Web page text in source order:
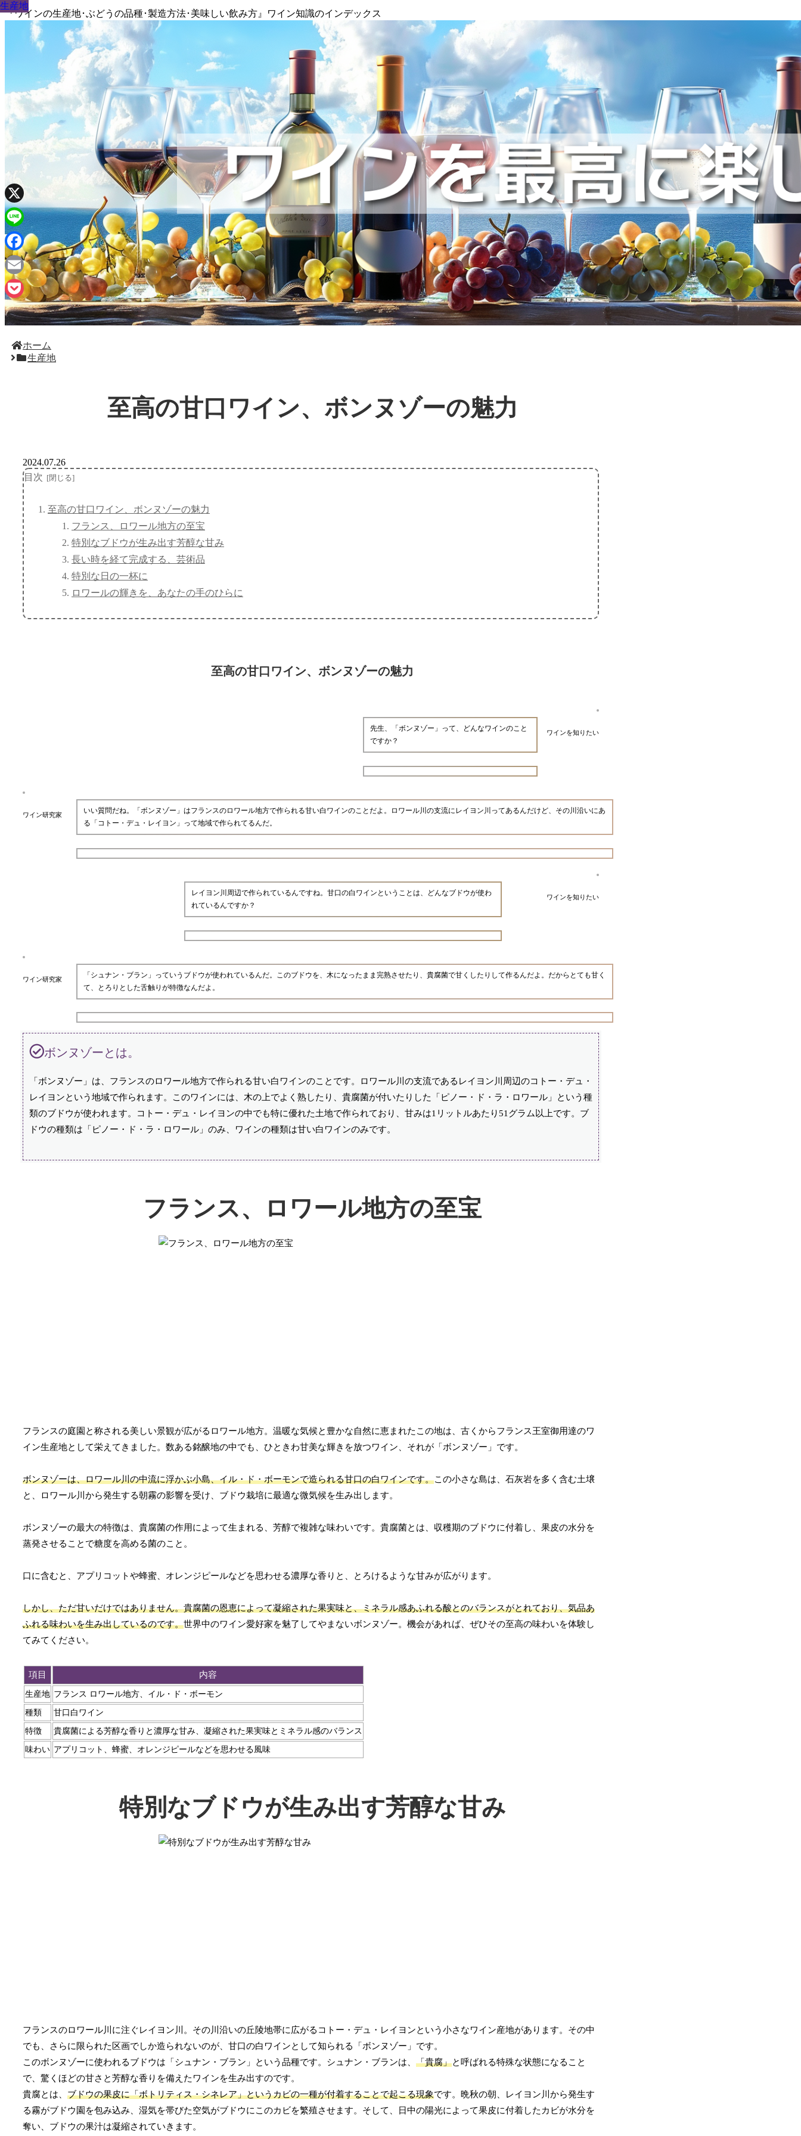
『ワインの生産地･ぶどうの品種･製造方法･美味しい飲み方』ワイン知識のインデックス
ホーム
生産地
至高の甘口ワイン、ボンヌゾーの魅力
生産地
2024.07.26
目次
至高の甘口ワイン、ボンヌゾーの魅力
フランス、ロワール地方の至宝
特別なブドウが生み出す芳醇な甘み
長い時を経て完成する、芸術品
特別な日の一杯に
ロワールの輝きを、あなたの手のひらに
至高の甘口ワイン、ボンヌゾーの魅力
ワインを知りたい
先生、「ボンヌゾー」って、どんなワインのこと
ですか？
ワイン研究家
いい質問だね。「ボンヌゾー」はフランスのロワール地方で作られる甘い白ワインのことだよ。ロワール川の支流にレイヨン川ってあるんだけど、その川沿いにあ
る「コトー・デュ・レイヨン」って地域で作られてるんだ。
ワインを知りたい
レイヨン川周辺で作られているんですね。甘口の白ワインということは、どんなブドウが使わ
れているんですか？
ワイン研究家
「シュナン・ブラン」っていうブドウが使われているんだ。このブドウを、木になったまま完熟させたり、貴腐菌で甘くしたりして作るんだよ。だからとても甘く
て、とろりとした舌触りが特徴なんだよ。
ボンヌゾーとは。
「ボンヌゾー」は、フランスのロワール地方で作られる甘い白ワインのことです。ロワール川の支流であるレイヨン川周辺のコトー・デュ・
レイヨンという地域で作られます。このワインには、木の上でよく熟したり、貴腐菌が付いたりした「ピノー・ド・ラ・ロワール」という種
類のブドウが使われます。コトー・デュ・レイヨンの中でも特に優れた土地で作られており、甘みは1リットルあたり51グラム以上です。ブ
ドウの種類は「ピノー・ド・ラ・ロワール」のみ、ワインの種類は甘い白ワインのみです。
フランス、ロワール地方の至宝
フランスの庭園と称される美しい景観が広がるロワール地方。温暖な気候と豊かな自然に恵まれたこの地は、古くからフランス王室御用達のワ
イン生産地として栄えてきました。数ある銘醸地の中でも、ひときわ甘美な輝きを放つワイン、それが「ボンヌゾー」です。
ボンヌゾーは、ロワール川の中流に浮かぶ小島、イル・ド・ボーモンで造られる甘口の白ワインです。この小さな島は、石灰岩を多く含む土壌
と、ロワール川から発生する朝霧の影響を受け、ブドウ栽培に最適な微気候を生み出します。
ボンヌゾーの最大の特徴は、貴腐菌の作用によって生まれる、芳醇で複雑な味わいです。貴腐菌とは、収穫期のブドウに付着し、果皮の水分を
蒸発させることで糖度を高める菌のこと。
口に含むと、アプリコットや蜂蜜、オレンジピールなどを思わせる濃厚な香りと、とろけるような甘みが広がります。
しかし、ただ甘いだけではありません。貴腐菌の恩恵によって凝縮された果実味と、ミネラル感あふれる酸とのバランスがとれており、気品あ
ふれる味わいを生み出しているのです。世界中のワイン愛好家を魅了してやまないボンヌゾー。機会があれば、ぜひその至高の味わいを体験し
てみてください。
項目 内容
生産地 フランス ロワール地方、イル・ド・ボーモン
種類 甘口白ワイン
特徴 貴腐菌による芳醇な香りと濃厚な甘み、凝縮された果実味とミネラル感のバランス
味わい アプリコット、蜂蜜、オレンジピールなどを思わせる風味
特別なブドウが生み出す芳醇な甘み
フランスのロワール川に注ぐレイヨン川。その川沿いの丘陵地帯に広がるコトー・デュ・レイヨンという小さなワイン産地があります。その中
でも、さらに限られた区画でしか造られないのが、甘口の白ワインとして知られる「ボンヌゾー」です。
このボンヌゾーに使われるブドウは「シュナン・ブラン」という品種です。シュナン・ブランは、 「貴腐」と呼ばれる特殊な状態になること
で、驚くほどの甘さと芳醇な香りを備えたワインを生み出すのです。
貴腐とは、 ブドウの果皮に「ボトリティス・シネレア」というカビの一種が付着することで起こる現象です。晩秋の朝、レイヨン川から発生す
る霧がブドウ園を包み込み、湿気を帯びた空気がブドウにこのカビを繁殖させます。そして、日中の陽光によって果皮に付着したカビが水分を
奪い、ブドウの果汁は凝縮されていきます。
生産地
生産地
生産地
生産地
生産地
生産地
生産地
生産地
X
Line
Facebook
Email
Pocket